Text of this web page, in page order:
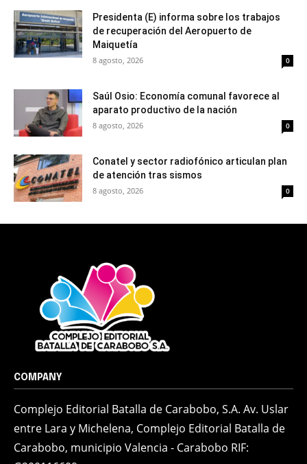
Presidenta (E) informa sobre los trabajos
de recuperación del Aeropuerto de
Maiquetía
8 agosto, 2026 0
Saúl Osio: Economía comunal favorece al
aparato productivo de la nación
8 agosto, 2026 0
Conatel y sector radiofónico articulan plan
de atención tras sismos
8 agosto, 2026 0
COMPANY
Complejo Editorial Batalla de Carabobo, S.A. Av. Uslar
entre Lara y Michelena, Complejo Editorial Batalla de
Carabobo, municipio Valencia - Carabobo RIF: